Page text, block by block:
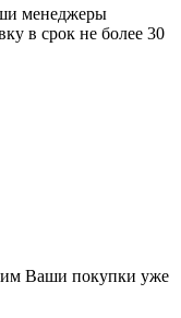
менеджеры
в срок не более 30
Ваши покупки уже